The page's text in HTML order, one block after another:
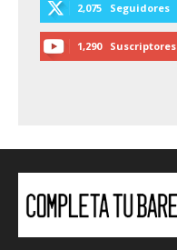
2,075 Seguidores
1,290 Suscriptores